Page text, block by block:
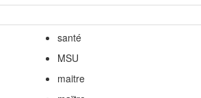
santé
MSU
maitre